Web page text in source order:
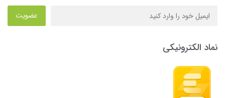
عضویت
نماد الکترونیکی